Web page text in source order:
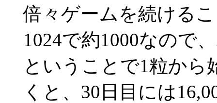
倍々ゲームを続ける
1024で約1000なので
ということで1粒から
くと、30日目には